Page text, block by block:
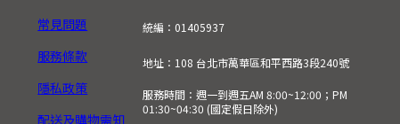
常見問題
服務條款
隱私政策
配送及購物需知
統編：01405937
地址：108 台北市萬華區和平西路3段240號
服務時間：週一到週五AM 8:00~12:00；PM
01:30~04:30 (國定假日除外)